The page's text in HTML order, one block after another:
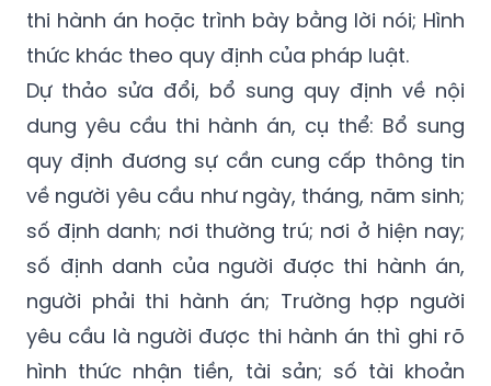
thi hành án hoặc trình bày bằng lời nói; Hình
thức khác theo quy định của pháp luật.
Dự thảo sửa đổi, bổ sung quy định về nội
dung yêu cầu thi hành án, cụ thể: Bổ sung
quy định đương sự cần cung cấp thông tin
về người yêu cầu như ngày, tháng, năm sinh;
số định danh; nơi thường trú; nơi ở hiện nay;
số định danh của người được thi hành án,
người phải thi hành án; Trường hợp người
yêu cầu là người được thi hành án thì ghi rõ
hình thức nhận tiền, tài sản; số tài khoản